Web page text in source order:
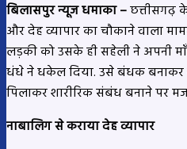
बिलासपुर न्यूज धमाका –छत्तीसगढ़
और देह व्यापार का चौकाने वाला
लड़की को उसके ही सहेली ने अपनी
धंधे ने धकेल दिया. उसे बंधक बनाकर
पिलाकर शारीरिक संबंध बनाने पर
नाबालिग से कराया देह व्यापार